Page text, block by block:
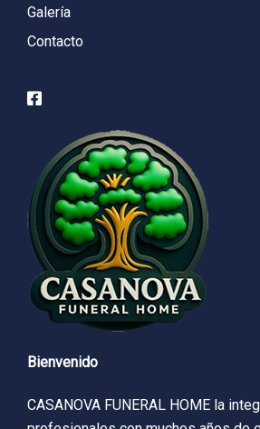
Galería
Contacto
Bienvenido
CASANOVA FUNERAL HOME la